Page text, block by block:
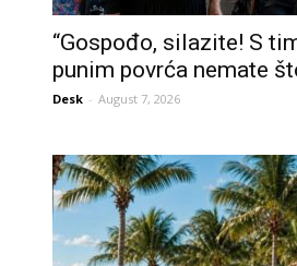
“Gospođo, silazite! S
punim povrća nemate
Desk - August 7, 2026